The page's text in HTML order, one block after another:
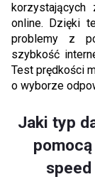
korzystających
online. Dzięki
problemy z
szybkość
Test prędkości
o wyborze
Jaki typ